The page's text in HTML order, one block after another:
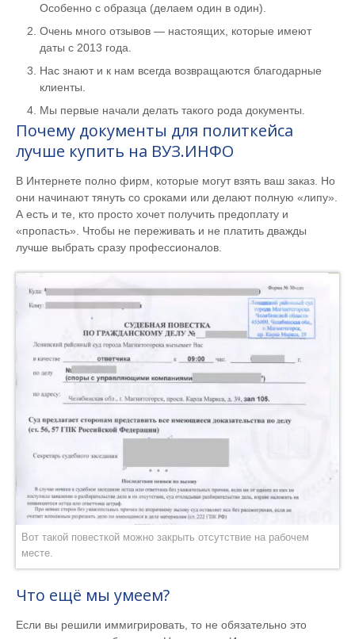
Особенно с образца (делаем один в один).
Очень много отзывов — настоящих, которые имеют
даты с 2013 года.
Нас знают и к нам всегда возвращаются благодарные
клиенты.
Мы первые начали делать такого рода документы.
Почему документы для политкейса
лучше купить на ВУЗ.ИНФО
В Интернете полно фирм, которые могут взять ваш заказ. Но
они начинают тянуть со сроками или делают полную «липу».
А есть и те, кто просто хочет получить предоплату и
«пропасть». Чтобы не переживать и не платить дважды
лучше выбрать сразу профессионалов.
Вот такой повесткой можно закрыть отсутствие на рабочем
месте.
Что ещё мы умеем?
Если вы решили иммигрировать, то не обязательно это